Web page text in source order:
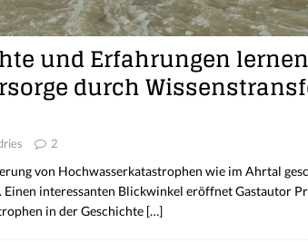
und Erfahrungen
durch
2
von Hochwasserkatastrophen wie im Ahrtal
Einen interessanten Blickwinkel eröffnet Gastautor
in der Geschichte […]